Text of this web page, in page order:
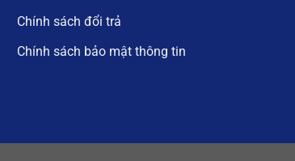
Chính sách đổi trả
Chính sách bảo mật thông tin